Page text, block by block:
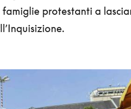
famiglie protestanti a